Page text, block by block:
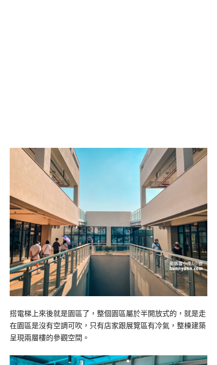
搭電梯上來後就是園區了，整個園區屬於半開放式的，就是走
在園區是沒有空調可吹，只有店家跟展覽區有冷氣，整棟建築
呈現兩層樓的參觀空間。